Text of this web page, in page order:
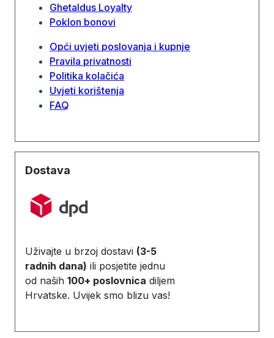
Ghetaldus Loyalty
Poklon bonovi
Opći uvjeti poslovanja i kupnje
Pravila privatnosti
Politika kolačića
Uvjeti korištenja
FAQ
Dostava
Uživajte u brzoj dostavi (3-5
radnih dana) ili posjetite jednu
od naših 100+ poslovnica diljem
Hrvatske. Uvijek smo blizu vas!